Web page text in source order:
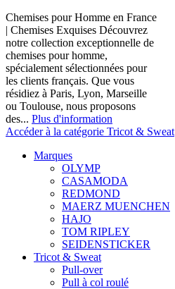
Chemises pour Homme en France
| Chemises Exquises Découvrez
notre collection exceptionnelle de
chemises pour homme,
spécialement sélectionnées pour
les clients français. Que vous
résidiez à Paris, Lyon, Marseille
ou Toulouse, nous proposons
des... Plus d'information
Accéder à la catégorie Tricot & Sweat
Marques
OLYMP
CASAMODA
REDMOND
MAERZ MUENCHEN
HAJO
TOM RIPLEY
SEIDENSTICKER
Tricot & Sweat
Pull-over
Pull à col roulé